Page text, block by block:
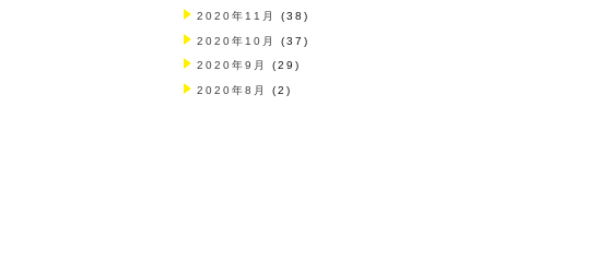
2020年11月 (38)
2020年10月 (37)
2020年9月 (29)
2020年8月 (2)